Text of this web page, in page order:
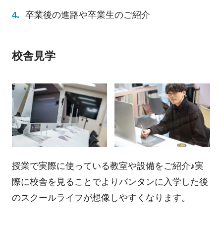
卒業後の進路や卒業生のご紹介
校舎見学
授業で実際に使っている教室や設備をご紹介♪実
際に校舎を見ることでよりバンタンに入学した後
のスクールライフが想像しやすくなります。